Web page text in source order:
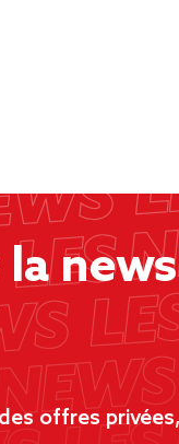
la
offres